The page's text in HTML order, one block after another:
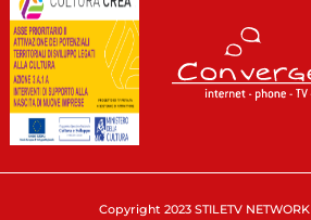
Copyright 2023 STILETV